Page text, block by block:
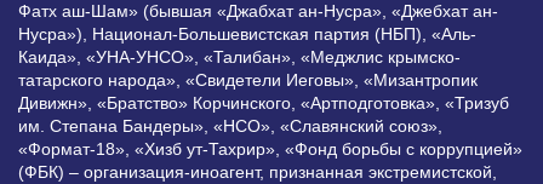
Фатх аш-Шам» (бывшая «Джабхат ан-Нусра», «Джебхат ан-
Нусра»), Национал-Большевистская партия (НБП), «Аль-
Каида», «УНА-УНСО», «Талибан», «Меджлис крымско-
татарского народа», «Свидетели Иеговы», «Мизантропик
Дивижн», «Братство» Корчинского, «Артподготовка», «Тризуб
им. Степана Бандеры», «НСО», «Славянский союз»,
«Формат-18», «Хизб ут-Тахрир», «Фонд борьбы с коррупцией»
(ФБК) – организация-иноагент, признанная экстремистской,